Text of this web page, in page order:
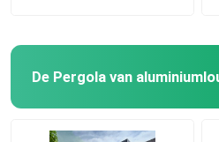
Producten
De Pergola van